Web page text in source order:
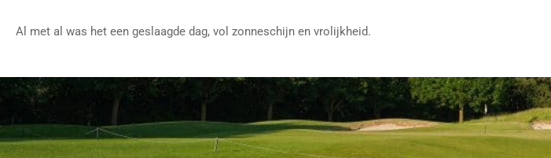
Al met al was het een geslaagde dag, vol zonneschijn en vrolijkheid.